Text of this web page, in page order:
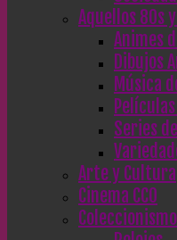
Aquellos 80s
Animes
Dibujos
Música
Series
Arte y Cultura
Cinema CC0
Coleccionismo